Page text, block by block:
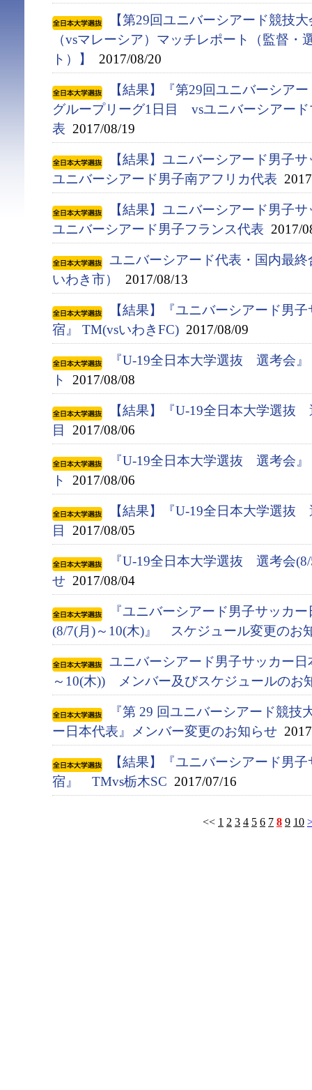
【第29回ユニバーシアード競技
（vsマレーシア）マッチレポート（監督・
ト）】
2017/08/20
【結果】『第29回ユニバーシア
グループリーグ1日目 vsユニバーシアード
表 2017/08/19
【結果】ユニバーシアード男
ユニバーシアード男子南アフリカ代表
【結果】ユニバーシアード男
ユニバーシアード男子フランス代表 2017/
ユニバーシアード代表・国内最
いわき市）
2017/08/13
【結果】『ユニバーシアード男
宿』 TM(vsいわきFC) 2017/08/09
『U-19全日本大学選抜 選考会
ト
2017/08/08
【結果】『U-19全日本大学選
目
2017/08/06
『U-19全日本大学選抜 選考会
ト
2017/08/06
【結果】『U-19全日本大学選
目
2017/08/05
『U-19全日本大学選抜 選考会
せ 2017/08/04
『ユニバーシアード男子サッカ
(8/7(月)～10(木)』 スケジュール変更のお
ユニバーシアード男子サッカー
～10(木)) メンバー及びスケジュールのお
『第 29 回ユニバーシアード競技
ー日本代表』メンバー変更のお知らせ
【結果】『ユニバーシアード男
宿』 TMvs栃木SC 2017/07/16
<< 1 2 3 4 5 6 7 8 9 10